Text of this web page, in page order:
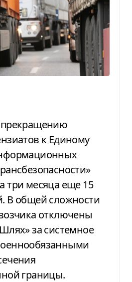
к Единому
три месяца еще 15
В общей сложности
отключены
за системное
границы.